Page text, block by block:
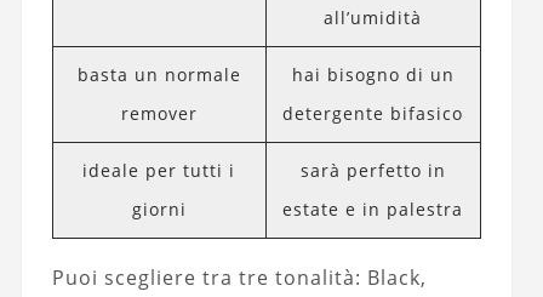
all’umidità
basta un normale
remover
hai bisogno di un
detergente bifasico
ideale per tutti i
giorni
sarà perfetto in
estate e in palestra
Puoi scegliere tra tre tonalità: Black,